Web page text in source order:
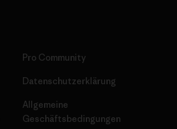
Pro Community
Datenschutzerklärung
Allgemeine
Geschäftsbedingungen